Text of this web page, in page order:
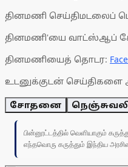
தினமணி செய்திமடலைப்
தினமணி'யை வாட்ஸ்ஆப்
தினமணியைத் தொடர:
உடனுக்குடன் செய்திகளை
சோதனை
பின்னூட்டத்தில் வெளியாகும்
எந்தவொரு கருத்தும் இந்திய